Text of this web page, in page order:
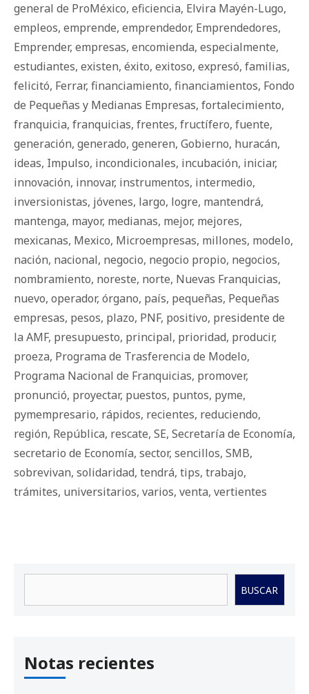
general de ProMéxico, eficiencia, Elvira Mayén-Lugo,
empleos, emprende, emprendedor, Emprendedores,
Emprender, empresas, encomienda, especialmente,
estudiantes, existen, éxito, exitoso, expresó, familias,
felicitó, Ferrar, financiamiento, financiamientos, Fondo
de Pequeñas y Medianas Empresas, fortalecimiento,
franquicia, franquicias, frentes, fructífero, fuente,
generación, generado, generen, Gobierno, huracán,
ideas, Impulso, incondicionales, incubación, iniciar,
innovación, innovar, instrumentos, intermedio,
inversionistas, jóvenes, largo, logre, mantendrá,
mantenga, mayor, medianas, mejor, mejores,
mexicanas, Mexico, Microempresas, millones, modelo,
nación, nacional, negocio, negocio propio, negocios,
nombramiento, noreste, norte, Nuevas Franquicias,
nuevo, operador, órgano, país, pequeñas, Pequeñas
empresas, pesos, plazo, PNF, positivo, presidente de
la AMF, presupuesto, principal, prioridad, producir,
proeza, Programa de Trasferencia de Modelo,
Programa Nacional de Franquicias, promover,
pronunció, proyectar, puestos, puntos, pyme,
pymempresario, rápidos, recientes, reduciendo,
región, República, rescate, SE, Secretaría de Economía,
secretario de Economía, sector, sencillos, SMB,
sobrevivan, solidaridad, tendrá, tips, trabajo,
trámites, universitarios, varios, venta, vertientes
BUSCAR
Notas recientes